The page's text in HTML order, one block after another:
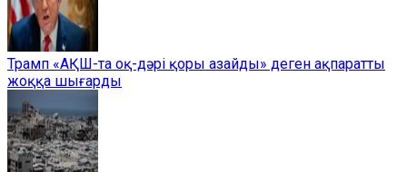
Трамп «АҚШ-та оқ-дәрі қоры азайды» деген ақпаратты
жоққа шығарды